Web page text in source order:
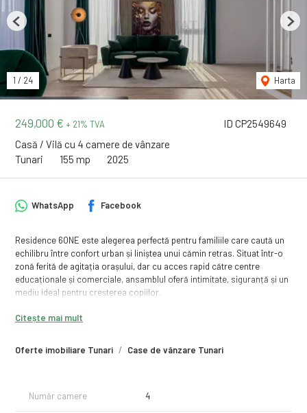
ID CP2549649
249,000 € + 21% TVA
Casă / Vilă cu 4 camere de vânzare
Tunari
155 mp 2025
1 / 24 Harta
Previous Next
Oferte imobiliare Tunari Case de vânzare Tunari
WhatsApp Facebook
Residence 6ONE este alegerea perfectă pentru familiile care caută un
echilibru între confort urban și liniștea unui cămin retras. Situat într-o
zonă ferită de agitația orașului, dar cu acces rapid către centre
educaționale și comerciale, ansamblul oferă intimitate, siguranță și un
mediu ideal pentru creșterea copiilor.
Sunt disponibile pentru mutare imediată vile individuale P+1 + pod
• Suprafață construită: 198 mp
• Amprentă la sol: 77 mp
Citește mai mult
Număr camere 4